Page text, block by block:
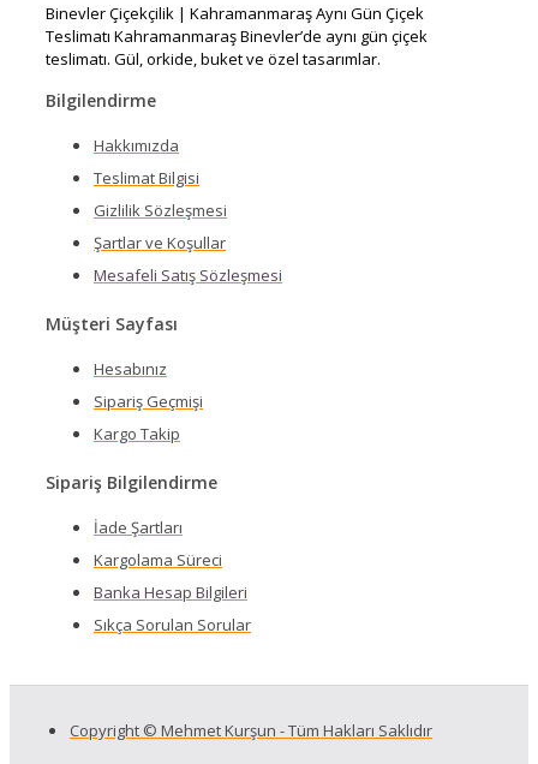
Binevler Çiçekçilik | Kahramanmaraş Aynı Gün Çiçek
Teslimatı Kahramanmaraş Binevler’de aynı gün çiçek
teslimatı. Gül, orkide, buket ve özel tasarımlar.
Bilgilendirme
Hakkımızda
Teslimat Bilgisi
Gizlilik Sözleşmesi
Şartlar ve Koşullar
Mesafeli Satış Sözleşmesi
Müşteri Sayfası
Hesabınız
Sipariş Geçmişi
Kargo Takip
Sipariş Bilgilendirme
İade Şartları
Kargolama Süreci
Banka Hesap Bilgileri
Sıkça Sorulan Sorular
Copyright © Mehmet Kurşun - Tüm Hakları Saklıdır